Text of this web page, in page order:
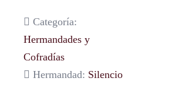
Categoría:
Hermandades y
Cofradías
Hermandad: Silencio